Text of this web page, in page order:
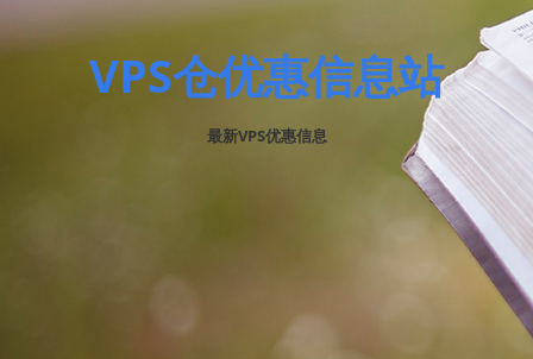
VPS仓优惠信息站
最新VPS优惠信息